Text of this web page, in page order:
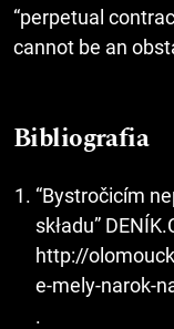
“perpetual
cannot be an
Bibliografia
“Bystročicím
składu”
http://
e-mely-narok-
.